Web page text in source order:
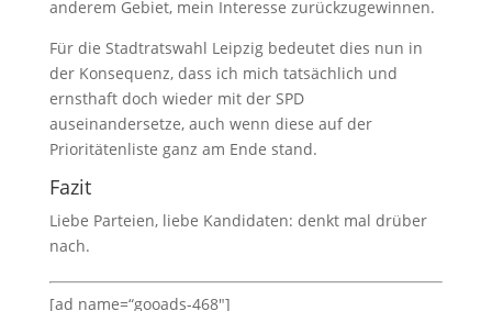
anderem Gebiet, mein Interesse zurückzugewinnen.
Für die Stadtratswahl Leipzig bedeutet dies nun in
der Konsequenz, dass ich mich tatsächlich und
ernsthaft doch wieder mit der SPD
auseinandersetze, auch wenn diese auf der
Prioritätenliste ganz am Ende stand.
Fazit
Liebe Parteien, liebe Kandidaten: denkt mal drüber
nach.
[ad name=“gooads-468″]